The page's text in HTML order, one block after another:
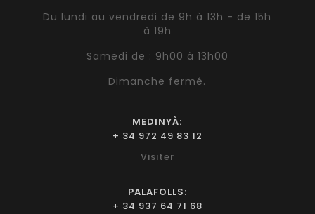
Du lundi au vendredi de 9h à 13h - de 15h
à 19h
Samedi de : 9h00 à 13h00
Dimanche fermé.
MEDINYÀ:
+ 34 972 49 83 12
Visiter
PALAFOLLS:
+ 34 937 64 71 68